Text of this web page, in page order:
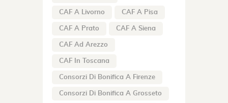
CAF A Livorno CAF A Pisa
CAF A Prato CAF A Siena
CAF Ad Arezzo
CAF In Toscana
Consorzi Di Bonifica A Firenze
Consorzi Di Bonifica A Grosseto